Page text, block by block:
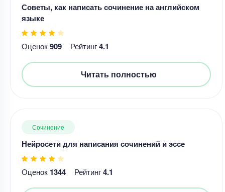
Советы, как написать сочинение на английском
языке
Оценок909 Рейтинг4.1
Читать полностью
Сочинение
Нейросети для написания сочинений и эссе
Оценок 1344 Рейтинг4.1